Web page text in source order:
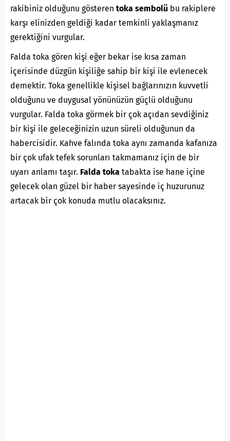
rakibiniz olduğunu gösteren toka sembolü bu rakiplere
karşı elinizden geldiği kadar temkinli yaklaşmanız
gerektiğini vurgular.
Falda toka gören kişi eğer bekar ise kısa zaman
içerisinde düzgün kişiliğe sahip bir kişi ile evlenecek
demektir. Toka genellikle kişisel bağlarınızın kuvvetli
olduğunu ve duygusal yönünüzün güçlü olduğunu
vurgular. Falda toka görmek bir çok açıdan sevdiğiniz
bir kişi ile geleceğinizin uzun süreli olduğunun da
habercisidir. Kahve falında toka aynı zamanda kafanıza
bir çok ufak tefek sorunları takmamanız için de bir
uyarı anlamı taşır. Falda toka tabakta ise hane içine
gelecek olan güzel bir haber sayesinde iç huzurunuz
artacak bir çok konuda mutlu olacaksınız.